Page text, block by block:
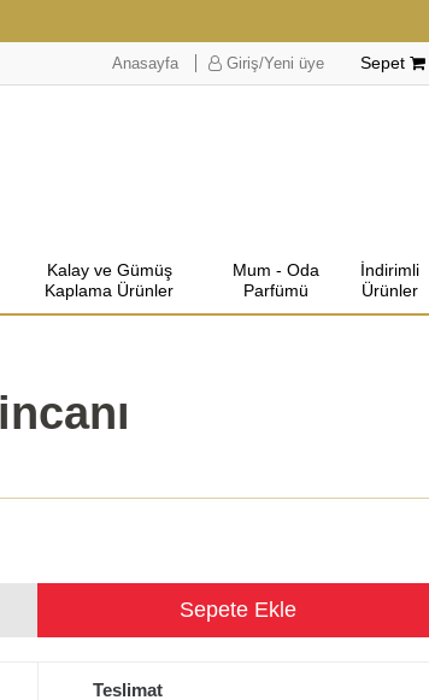
Anasayfa Giriş/Yeni üye Sepet
Kalay ve Gümüş
Kaplama Ürünler
Mum - Oda
Parfümü
İndirimli
Ürünler
Teslimat